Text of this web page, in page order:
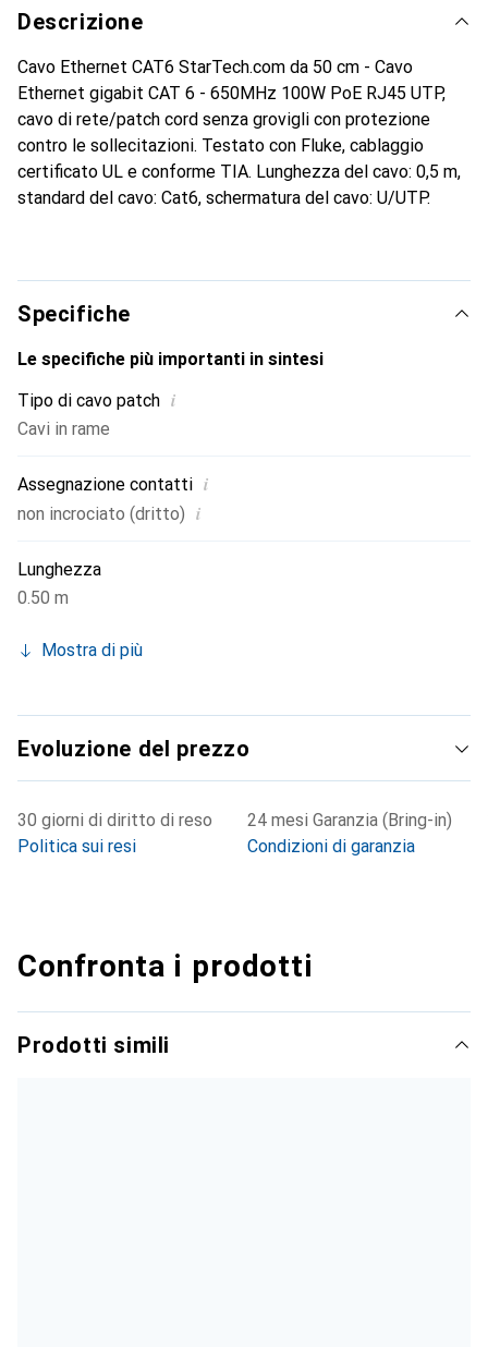
Descrizione
Cavo Ethernet CAT6 StarTech.com da 50 cm - Cavo
Ethernet gigabit CAT 6 - 650MHz 100W PoE RJ45 UTP,
cavo di rete/patch cord senza grovigli con protezione
contro le sollecitazioni. Testato con Fluke, cablaggio
certificato UL e conforme TIA. Lunghezza del cavo: 0,5 m,
standard del cavo: Cat6, schermatura del cavo: U/UTP.
Specifiche
Le specifiche più importanti in sintesi
Tipo di cavo patch i
Cavi in rame
Assegnazione contatti i
non incrociato (dritto) i
Lunghezza
0.50 m
Mostra di più
Evoluzione del prezzo
30 giorni di diritto di reso
Politica sui resi
24 mesi Garanzia (Bring-in)
Condizioni di garanzia
Confronta i prodotti
Prodotti simili